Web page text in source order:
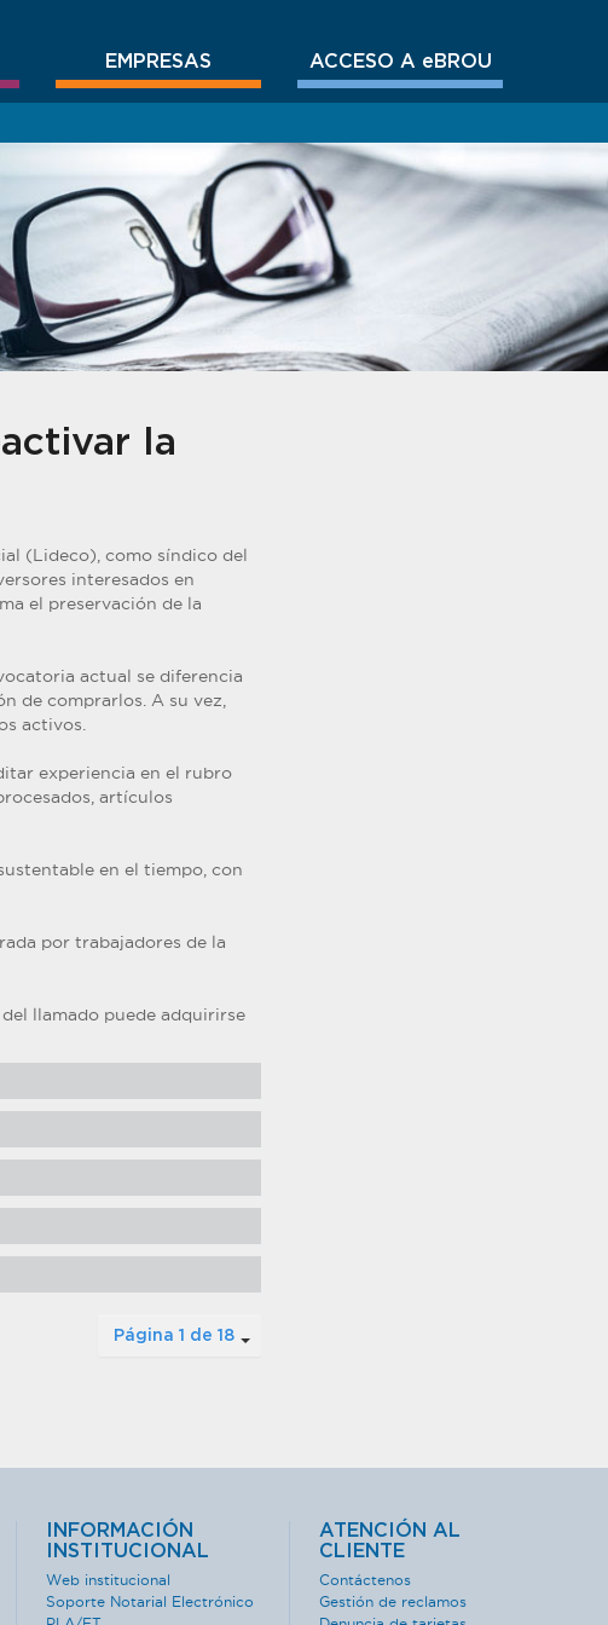
EMPRESAS ACCESO A eBROU
la
(Lideco), como síndico del
interesados en
el preservación de la
actual se diferencia
de comprarlos. A su vez,
activos.
experiencia en el rubro
artículos
en el tiempo, con
por trabajadores de la
llamado puede adquirirse
Página 1 de 18
INFORMACIÓN
INSTITUCIONAL
Web institucional
Soporte Notarial Electrónico
ATENCIÓN AL
CLIENTE
Contáctenos
Gestión de reclamos